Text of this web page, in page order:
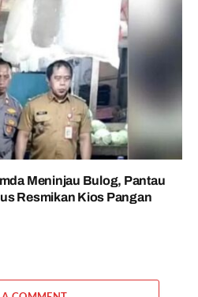
Meninjau Bulog, Pantau
Resmikan Kios Pangan